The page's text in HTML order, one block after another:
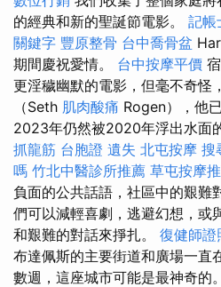
的經典和新的聖誕節電影。 記帳
關鍵字 豐原整骨 台中喬骨盆
期間慶祝愛情。 台中按摩平價
更淫穢幽默的電影，但毫不奇怪
（Seth 肌肉酸痛 Rogen），他
2023年仍然被2020年浮出水面
抓龍筋 台胞證 遺失 北屯按摩 搜
嗎 竹北中醫診所推薦 草屯按摩
負面的公共話語，社區中的艱難
們可以減輕喜劇，逃避幻想，或
和艱難的對話來掙扎。 復健師證
布達佩斯的主要街道和廣場一直
數週，這座城市可能是最神奇的